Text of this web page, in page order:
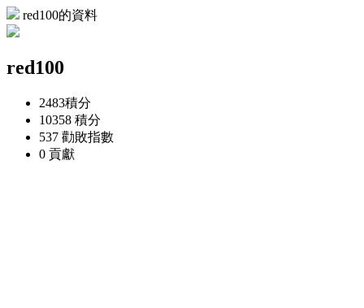
red100的資料
red100
2483積分
10358 積分
537 勸敗指數
0 貢獻